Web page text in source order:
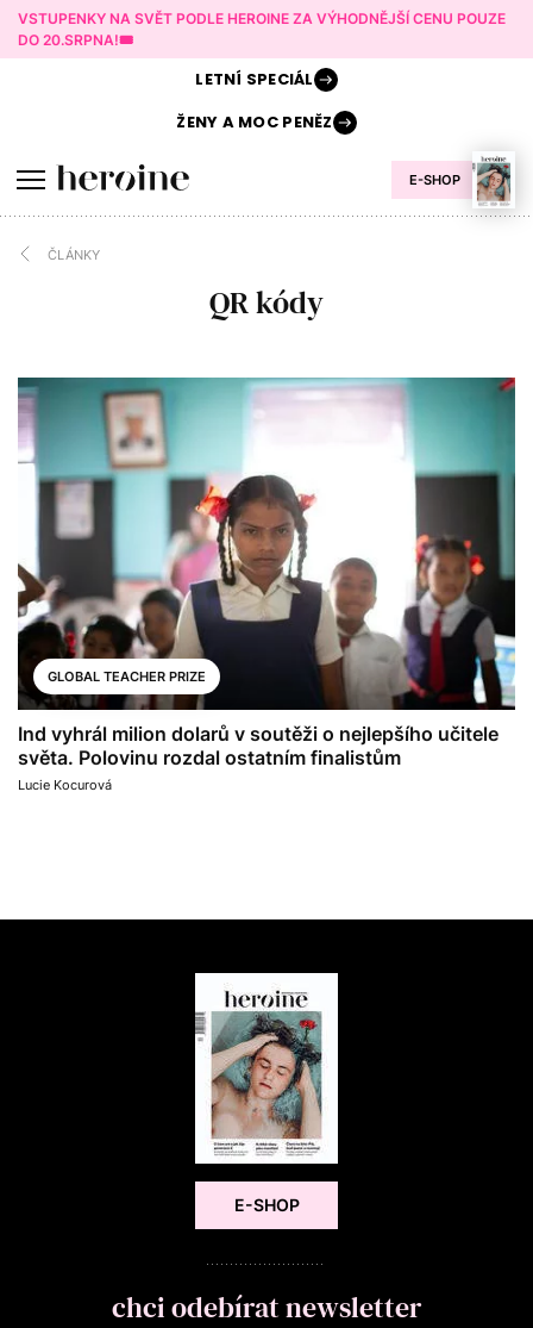
VSTUPENKY NA SVĚT PODLE HEROINE ZA VÝHODNĚJŠÍ CENU POUZE
DO 20.SRPNA!🎟️
E-SHOP
LETNÍ SPECIÁL
ŽENY AMOC PENĚZ
ČLÁNKY
QR kódy
GLOBAL TEACHER PRIZE
Ind vyhrál milion dolarů v soutěži o nejlepšího učitele
světa. Polovinu rozdal ostatním finalistům
Lucie Kocurová
E-SHOP
chci odebírat newsletter